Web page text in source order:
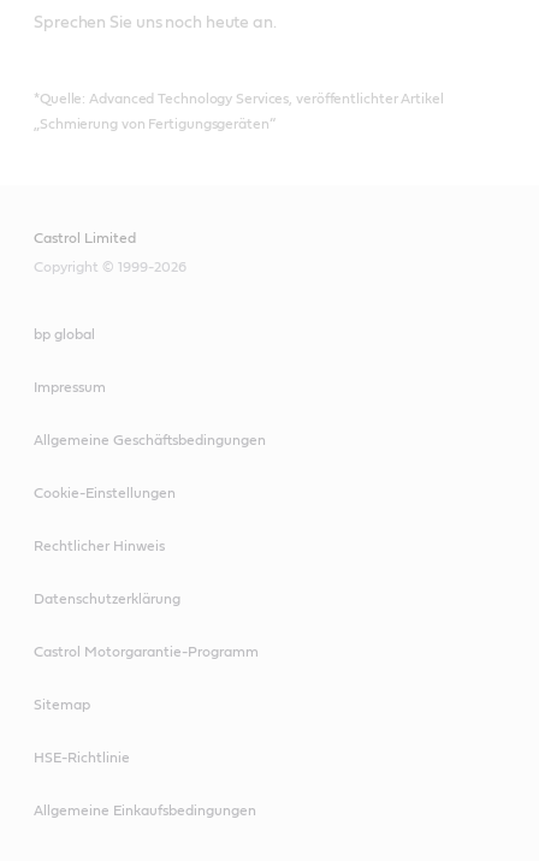
Sprechen Sie uns noch heute an.
*Quelle: Advanced Technology Services, veröffentlichter Artikel
„Schmierung von Fertigungsgeräten“
Castrol Limited
Copyright © 1999-2026
bp global
Impressum
Allgemeine Geschäftsbedingungen
Cookie-Einstellungen
Rechtlicher Hinweis
Datenschutzerklärung
Castrol Motorgarantie-Programm
Sitemap
HSE-Richtlinie
Allgemeine Einkaufsbedingungen